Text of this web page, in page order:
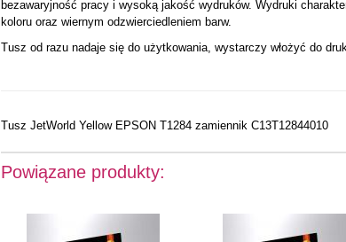
bezawaryjność pracy i wysoką jakość wydruków. Wydruki
koloru oraz wiernym odzwierciedleniem barw.
Tusz od razu nadaje się do użytkowania, wystarczy włożyć do
Tusz JetWorld Yellow EPSON T1284 zamiennik C13T12844010
Powiązane produkty: